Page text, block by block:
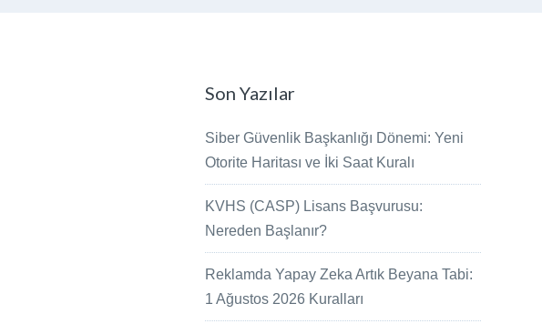
Son Yazılar
Siber Güvenlik Başkanlığı Dönemi: Yeni
Otorite Haritası ve İki Saat Kuralı
KVHS (CASP) Lisans Başvurusu:
Nereden Başlanır?
Reklamda Yapay Zeka Artık Beyana Tabi:
1 Ağustos 2026 Kuralları